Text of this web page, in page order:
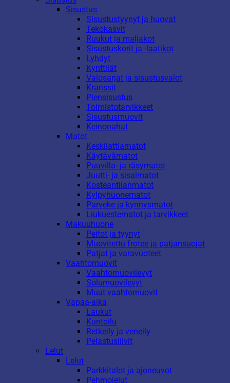
Sisustus
Sisustustyynyt ja huovat
Tekokasvit
Ruukut ja maljakot
Sisustuskorit ja -laatikot
Lyhdyt
Kynttilät
Valosarjat ja sisustusvalot
Kranssit
Piensisustus
Toimistotarvikkeet
Sisustusmuovit
Keinonahat
Matot
Keskilattiamatot
Käytävämatot
Puuvilla- ja räsymatot
Juutti- ja sisalmatot
Kosteantilanmatot
Kylpyhuonematot
Parveke ja kynnysmatot
Liukuestematot ja tarvikkeet
Makuuhuone
Peitot ja tyynyt
Muovitettu frotee ja patjansuojat
Patjat ja varavuoteet
Vaahtomuovit
Vaahtomuovilevyt
Solumuovilevyt
Muut vaahtomuovit
Vapaa-aika
Laukut
Kuntoilu
Retkeily ja veneily
Pelastusliivit
Lelut
Lelut
Parkkitalot ja ajoneuvot
Pehmolelut